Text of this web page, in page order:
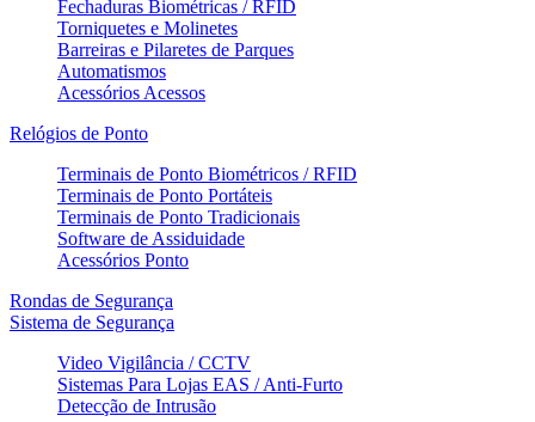
Fechaduras Biométricas / RFID
Torniquetes e Molinetes
Barreiras e Pilaretes de Parques
Automatismos
Acessórios Acessos
Relógios de Ponto
Terminais de Ponto Biométricos / RFID
Terminais de Ponto Portáteis
Terminais de Ponto Tradicionais
Software de Assiduidade
Acessórios Ponto
Rondas de Segurança
Sistema de Segurança
Video Vigilância / CCTV
Sistemas Para Lojas EAS / Anti-Furto
Detecção de Intrusão